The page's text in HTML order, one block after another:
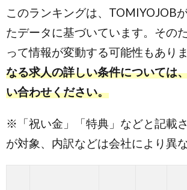
このランキングは、TOMIYOJOB
たデータに基づいています。その
って情報が変動する可能性もありま
なる求人の詳しい条件については
い合わせください。
※「祝い金」「特典」などと記載
が対象、内訳などは会社により異